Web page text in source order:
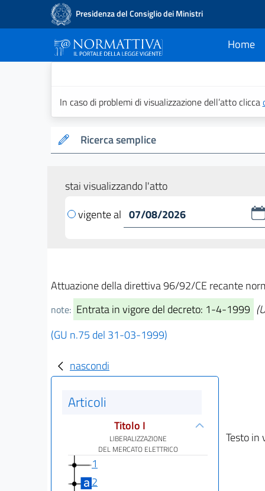
Presidenza del Consiglio dei Ministri
Home
current
In caso di problemi di visualizzazione dell’atto clicca
Ricerca semplice
stai visualizzando l'atto
vigente al
Attuazione della direttiva 96/92/CE recante
note: Entrata in vigore del decreto: 1-4-1999
(GU n.75 del 31-03-1999)
nascondi
Articoli
Titolo I
LIBERALIZZAZIONE
DEL MERCATO ELETTRICO
1
2
Testo in